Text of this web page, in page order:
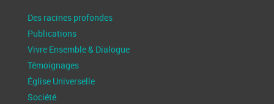
Des racines profondes
Publications
Vivre Ensemble & Dialogue
Témoignages
Église Universelle
Société